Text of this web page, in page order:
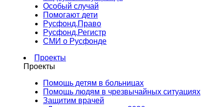
Особый случай
Помогают дети
Русфонд.Право
Русфонд.Регистр
СМИ о Русфонде
Проекты
Проекты
Помощь детям в больницах
Помощь людям в чрезвычайных ситуациях
Защитим врачей